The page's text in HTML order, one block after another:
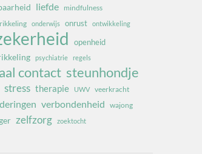
liefde
mindfulness
onderwijs onrust ontwikkeling
openheid
psychiatrie regels
contact steunhondje
stress therapie UWV veerkracht
verbondenheid wajong
zelfzorg zoektocht